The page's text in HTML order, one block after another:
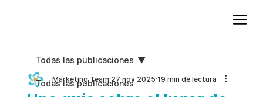
Todas las publicaciones
Todas las publicaciones
Marketing Team 27 nov 2025 19 min de lectura